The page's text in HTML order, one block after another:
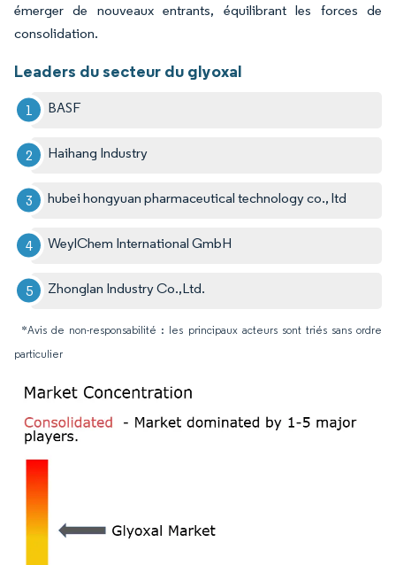
émerger de nouveaux entrants, équilibrant les forces de
consolidation.
Leaders du secteur du glyoxal
BASF
Haihang Industry
hubei hongyuan pharmaceutical technology co., ltd
WeylChem International GmbH
Zhonglan Industry Co.,Ltd.
*Avis de non-responsabilité : les principaux acteurs sont triés sans ordre
particulier